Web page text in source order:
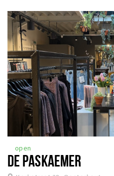
open
DE PASKAEMER